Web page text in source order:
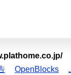
OpenBlocks